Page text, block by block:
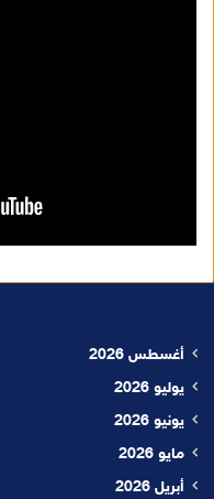
أغسطس 2026
يوليو 2026
يونيو 2026
مايو 2026
أبريل 2026